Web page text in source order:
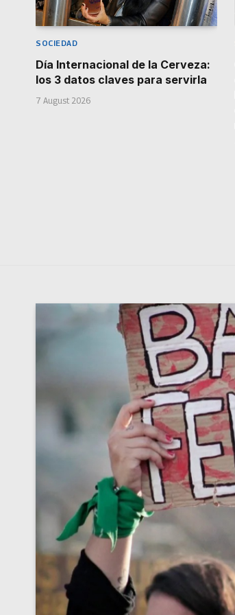
SOCIEDAD
Día Internacional de la Cerveza:
los 3 datos claves para servirla
7 August 2026